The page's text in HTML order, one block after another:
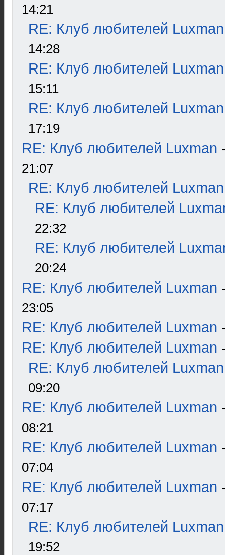
14:21
RE: Клуб любителей Luxman
14:28
RE: Клуб любителей Luxman
15:11
RE: Клуб любителей Luxman
17:19
RE: Клуб любителей Luxman
21:07
RE: Клуб любителей Luxman
RE: Клуб любителей
22:32
RE: Клуб любителей
20:24
RE: Клуб любителей Luxman
23:05
RE: Клуб любителей Luxman
RE: Клуб любителей Luxman
RE: Клуб любителей Luxman
09:20
RE: Клуб любителей Luxman
08:21
RE: Клуб любителей Luxman
07:04
RE: Клуб любителей Luxman
07:17
RE: Клуб любителей Luxman
19:52